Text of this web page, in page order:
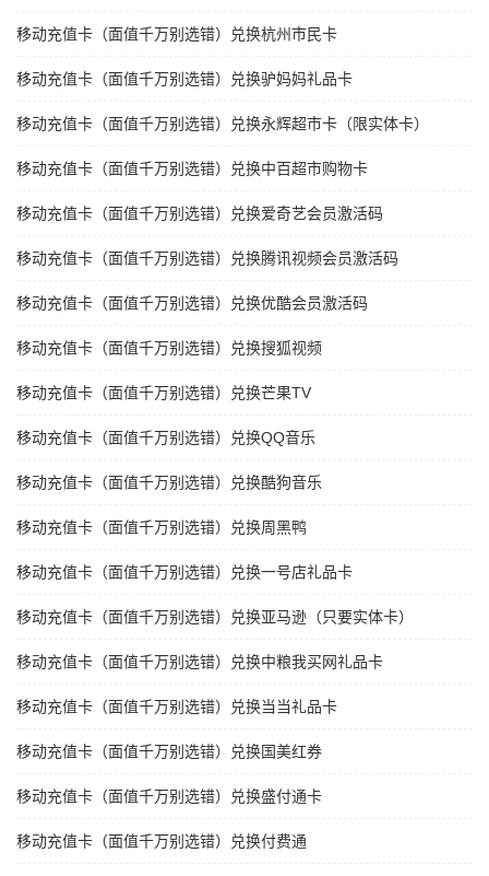
移动充值卡（面值千万别选错）兑换杭州市民卡
移动充值卡（面值千万别选错）兑换驴妈妈礼品卡
移动充值卡（面值千万别选错）兑换永辉超市卡（限实体卡）
移动充值卡（面值千万别选错）兑换中百超市购物卡
移动充值卡（面值千万别选错）兑换爱奇艺会员激活码
移动充值卡（面值千万别选错）兑换腾讯视频会员激活码
移动充值卡（面值千万别选错）兑换优酷会员激活码
移动充值卡（面值千万别选错）兑换搜狐视频
移动充值卡（面值千万别选错）兑换芒果TV
移动充值卡（面值千万别选错）兑换QQ音乐
移动充值卡（面值千万别选错）兑换酷狗音乐
移动充值卡（面值千万别选错）兑换周黑鸭
移动充值卡（面值千万别选错）兑换一号店礼品卡
移动充值卡（面值千万别选错）兑换亚马逊（只要实体卡）
移动充值卡（面值千万别选错）兑换中粮我买网礼品卡
移动充值卡（面值千万别选错）兑换当当礼品卡
移动充值卡（面值千万别选错）兑换国美红券
移动充值卡（面值千万别选错）兑换盛付通卡
移动充值卡（面值千万别选错）兑换付费通